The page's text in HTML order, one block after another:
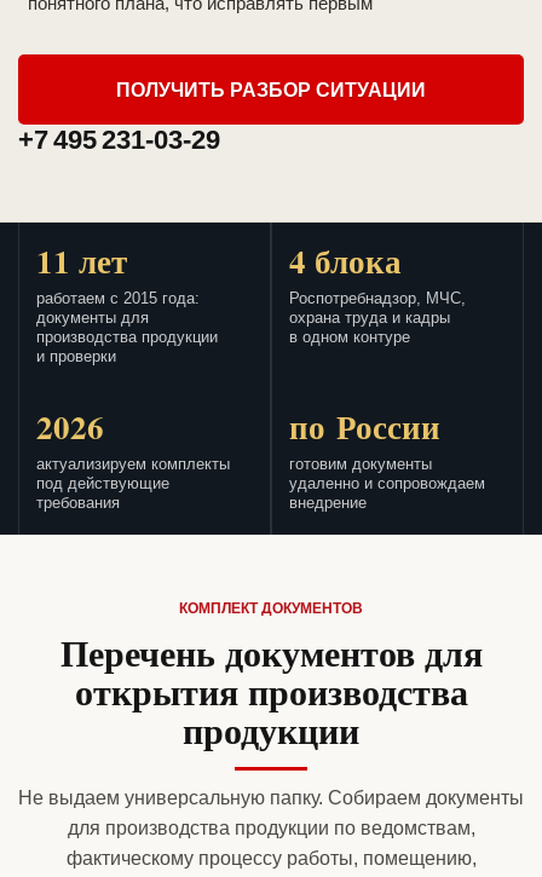
ПОЛУЧИТЬ РАЗБОР СИТУАЦИИ
+7 495 231-03-29
11 лет
работаем с 2015 года:
документы для
производства продукции
и проверки
4 блока
Роспотребнадзор, МЧС,
охрана труда и кадры
в одном контуре
2026
актуализируем комплекты
под действующие
требования
по России
готовим документы
удаленно и сопровождаем
внедрение
КОМПЛЕКТ ДОКУМЕНТОВ
Перечень документов для
открытия производства
продукции
Не выдаем универсальную папку. Собираем документы
для производства продукции по ведомствам,
фактическому процессу работы, помещению,